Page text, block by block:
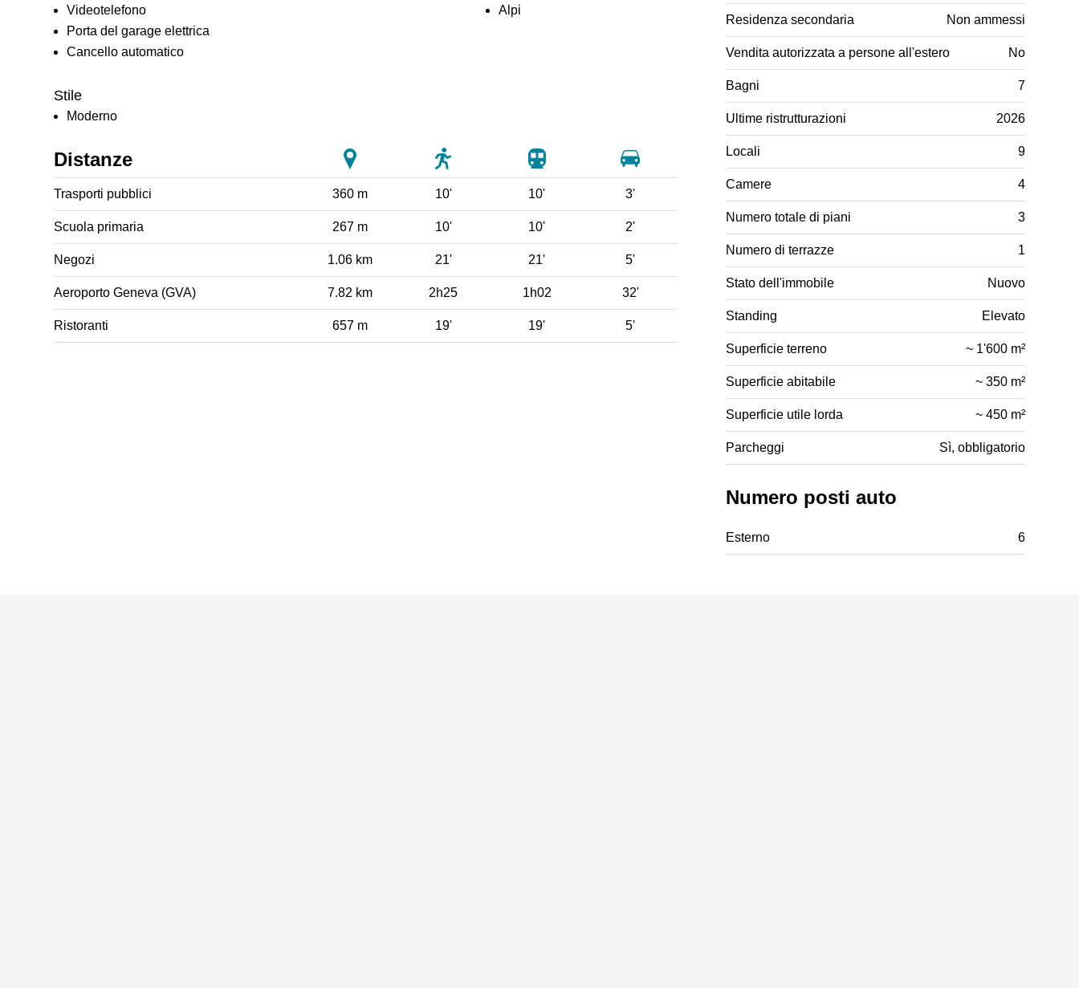
Videotelefono
Porta del garage elettrica
Cancello automatico
Alpi
Stile
Moderno
Distanze
Trasporti pubblici 360 m 10' 10' 3'
Scuola primaria 267 m 10' 10' 2'
Negozi 1.06 km 21' 21' 5'
Aeroporto Geneva (GVA) 7.82 km 2h25 1h02 32'
Ristoranti 657 m 19' 19' 5'
Residenza secondaria Non ammessi
Vendita autorizzata a persone all'estero No
Bagni 7
Ultime ristrutturazioni 2026
Locali 9
Camere 4
Numero totale di piani 3
Numero di terrazze 1
Stato dell'immobile Nuovo
Standing Elevato
Superficie terreno ~ 1'600 m²
Superficie abitabile ~ 350 m²
Superficie utile lorda ~ 450 m²
Parcheggi Sì, obbligatorio
Numero posti auto
Esterno 6